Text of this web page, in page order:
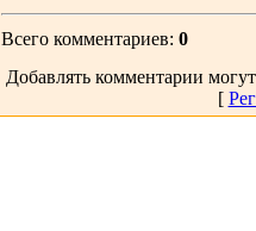
Всего комментариев: 0
Добавлять комментарии
[